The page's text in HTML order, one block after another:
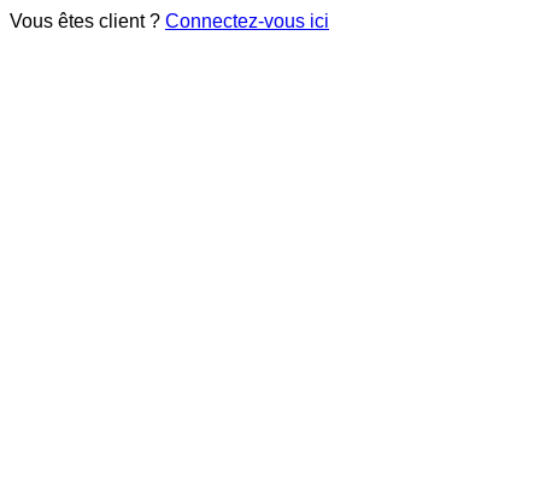
Vous êtes client ? Connectez-vous ici